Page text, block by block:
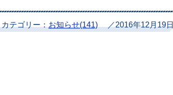
カテゴリー： お知らせ(141) ／2016年12月19日